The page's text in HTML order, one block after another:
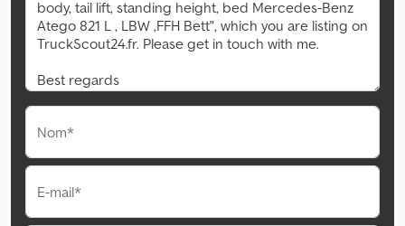
Nom*
E-mail*